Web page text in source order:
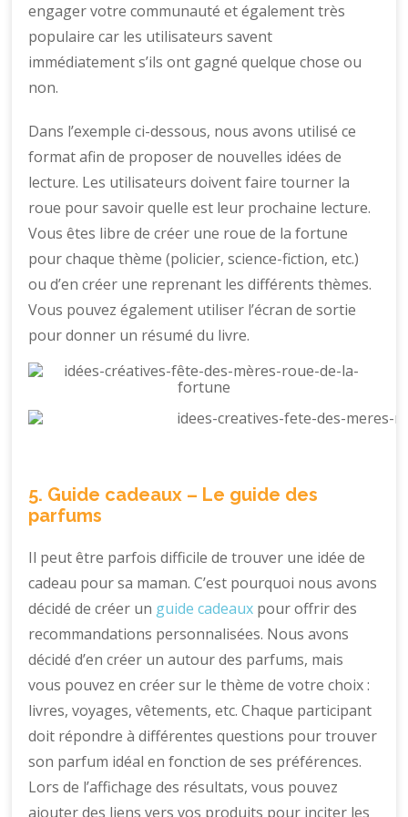
engager votre communauté et également très
populaire car les utilisateurs savent
immédiatement s’ils ont gagné quelque chose ou
non.
Dans l’exemple ci-dessous, nous avons utilisé ce
format afin de proposer de nouvelles idées de
lecture. Les utilisateurs doivent faire tourner la
roue pour savoir quelle est leur prochaine lecture.
Vous êtes libre de créer une roue de la fortune
pour chaque thème (policier, science-fiction, etc.)
ou d’en créer une reprenant les différents thèmes.
Vous pouvez également utiliser l’écran de sortie
pour donner un résumé du livre.
5. Guide cadeaux – Le guide des
parfums
Il peut être parfois difficile de trouver une idée de
cadeau pour sa maman. C’est pourquoi nous avons
décidé de créer un guide cadeaux pour offrir des
recommandations personnalisées. Nous avons
décidé d’en créer un autour des parfums, mais
vous pouvez en créer sur le thème de votre choix :
livres, voyages, vêtements, etc. Chaque participant
doit répondre à différentes questions pour trouver
son parfum idéal en fonction de ses préférences.
Lors de l’affichage des résultats, vous pouvez
ajouter des liens vers vos produits pour inciter les